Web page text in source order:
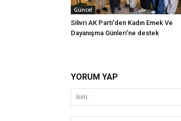
Güncel
Silivri AK Parti’den Kadın Emek Ve
Dayanışma Günleri’ne destek
YORUM YAP